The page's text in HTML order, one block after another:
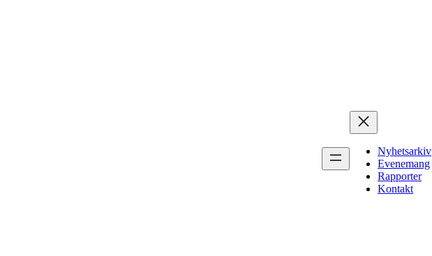
Nyhetsarkiv
Evenemang
Rapporter
Kontakt